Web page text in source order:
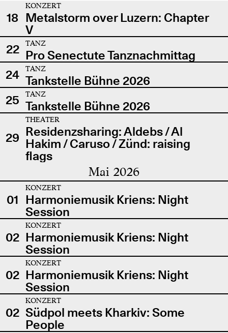
18
KONZERT
Metalstorm over Luzern: Chapter
V
22
TANZ
Pro Senectute Tanznachmittag
24
TANZ
Tankstelle Bühne 2026
25
TANZ
Tankstelle Bühne 2026
29
THEATER
Residenzsharing: Aldebs / Al
Hakim / Caruso / Zünd: raising
flags
Mai 2026
01
KONZERT
Harmoniemusik Kriens: Night
Session
02
KONZERT
Harmoniemusik Kriens: Night
Session
02
KONZERT
Harmoniemusik Kriens: Night
Session
02
KONZERT
Südpol meets Kharkiv: Some
People